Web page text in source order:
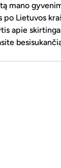
mano
Lietuvos
apie